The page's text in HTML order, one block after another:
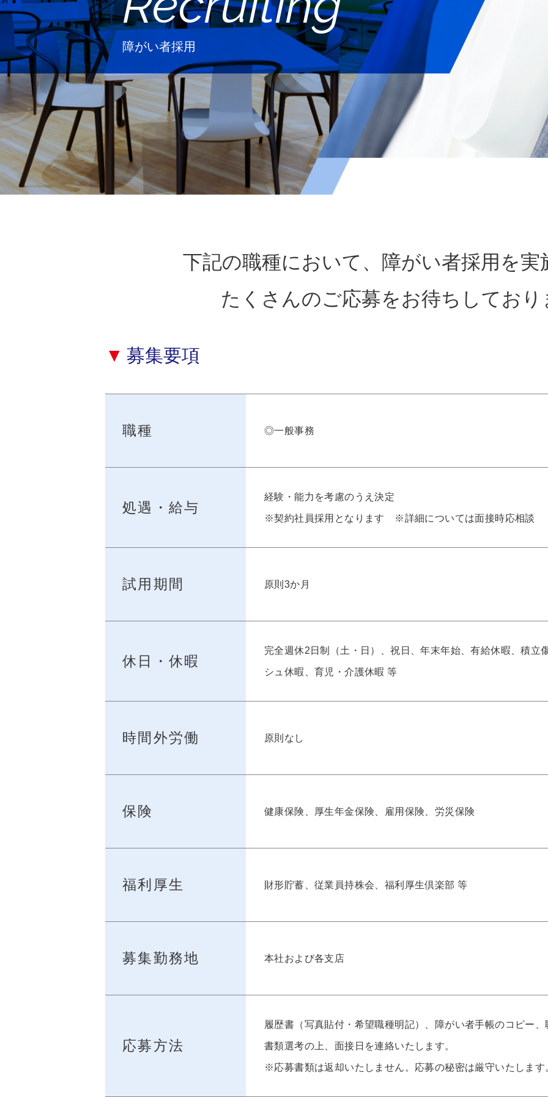
障がい者採用
下記の職種において、 障がい者採用を実
たくさんのご応募をお待ちしており
募集要項
職種 ◎一般事務
処遇・給与
経験・能力を考慮のうえ決定
※契約社員採用となります ※詳細については面接時応相談
試用期間 原則3か月
休日・休暇
完全週休2日制（土・日）、祝日、年末年始、有給休暇、積立
シュ休暇、育児・介護休暇 等
時間外労働 原則なし
保険 健康保険、厚生年金保険、雇用保険、労災保険
福利厚生 財形貯蓄、従業員持株会、福利厚生倶楽部 等
募集勤務地 本社および各支店
応募方法
履歴書（写真貼付・希望職種明記）、障がい者手帳のコピー
書類選考の上、面接日を連絡いたします。
※応募書類は返却いたしません。応募の秘密は厳守いたします